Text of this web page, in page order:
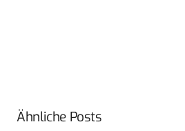
Ähnliche Posts